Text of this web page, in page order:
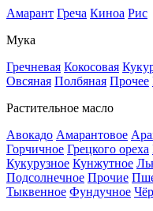
Амарант Греча Киноа Рис
Мука
Гречневая Кокосовая
Овсяная Полбяная Прочее
Растительное масло
Авокадо Амарантовое
Горчичное Грецкого ореха
Кукурузное Кунжутное
Подсолнечное Прочие
Тыквенное Фундучное